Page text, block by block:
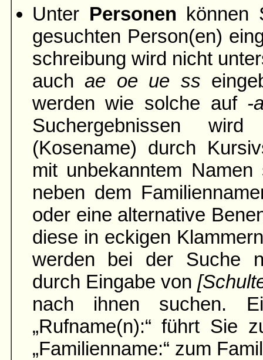
Unter Personen können
gesuchten Person(en)
schreibung wird nicht
auchae oe ue ss
werden wie solche auf -
Suchergebnissen
(Kosename) durch
mit unbe­kann­tem
neben dem
oder eine alter­native
diese in eckigen
werden bei der Suche
durch Eingabe von
nach ihnen suchen.
„Rufname(n):“ führt Sie
„Familien­name:“ zum